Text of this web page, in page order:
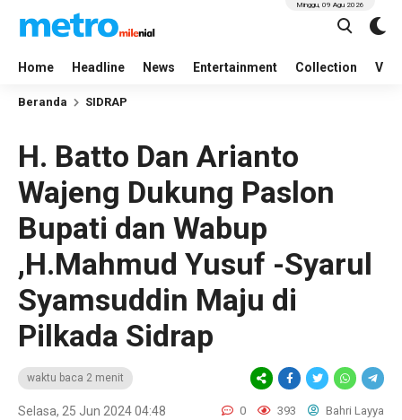
Home Headline News Entertainment Collection
Minggu, 09 Agu 2026
Beranda SIDRAP
H. Batto Dan Arianto
Wajeng Dukung Paslon
Bupati dan Wabup
,H.Mahmud Yusuf -Syarul
Syamsuddin Maju di
Pilkada Sidrap
waktu baca 2 menit
Selasa, 25 Jun 2024 04:48 0 393 Bahri Layya